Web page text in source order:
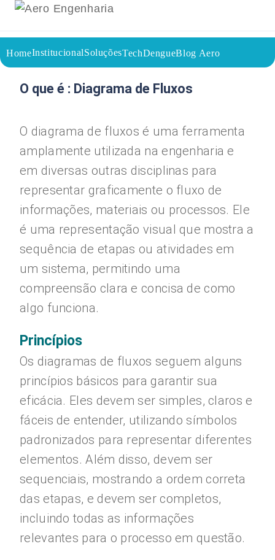
HomeInstitucionalSoluçõesTechDengueBlog Aero
31/07/2023
Voltar a página inicial do blog
O que é : Diagrama de Fluxos
O diagrama de fluxos é uma ferramenta
amplamente utilizada na engenharia e
em diversas outras disciplinas para
representar graficamente o fluxo de
informações, materiais ou processos. Ele
é uma representação visual que mostra a
sequência de etapas ou atividades em
um sistema, permitindo uma
compreensão clara e concisa de como
algo funciona.
Princípios
Os diagramas de fluxos seguem alguns
princípios básicos para garantir sua
eficácia. Eles devem ser simples, claros e
fáceis de entender, utilizando símbolos
padronizados para representar diferentes
elementos. Além disso, devem ser
sequenciais, mostrando a ordem correta
das etapas, e devem ser completos,
incluindo todas as informações
relevantes para o processo em questão.